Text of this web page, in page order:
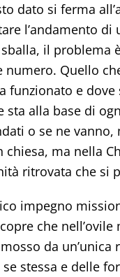
dato si ferma
l’andamento
il problema
Quello
funzionato e
sta alla base di
o se ne
ma nella
ritrovata che si
impegno
che
da
stessa e delle